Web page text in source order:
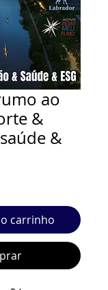
ao
&
&
carrinho